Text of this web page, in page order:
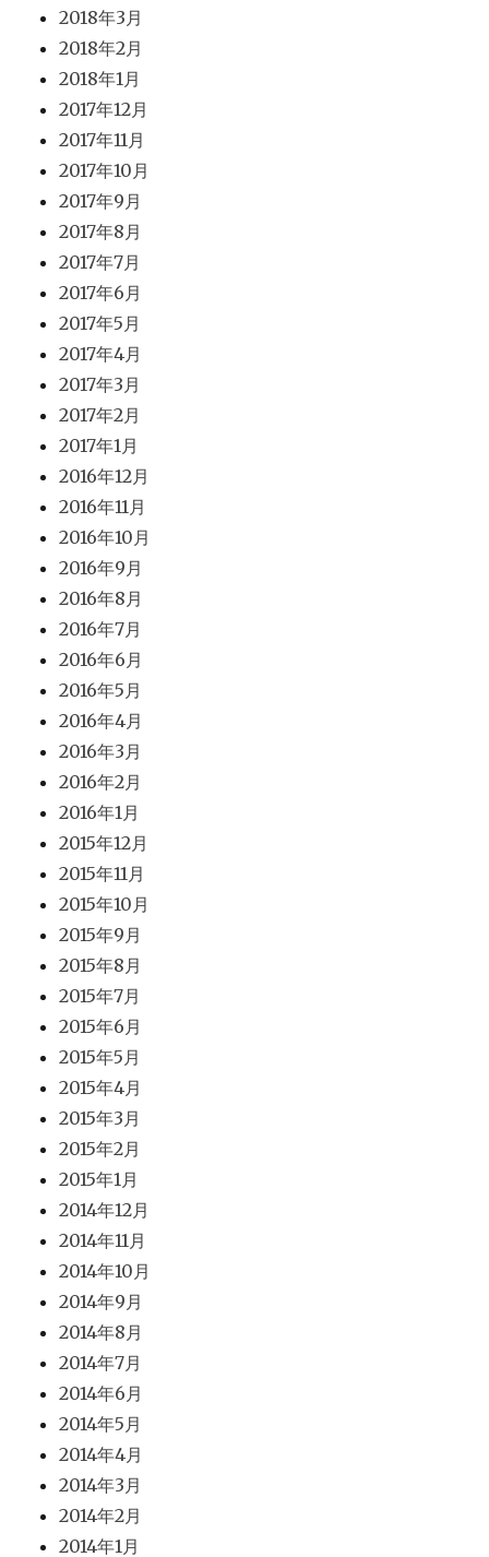
2018年3月
2018年2月
2018年1月
2017年12月
2017年11月
2017年10月
2017年9月
2017年8月
2017年7月
2017年6月
2017年5月
2017年4月
2017年3月
2017年2月
2017年1月
2016年12月
2016年11月
2016年10月
2016年9月
2016年8月
2016年7月
2016年6月
2016年5月
2016年4月
2016年3月
2016年2月
2016年1月
2015年12月
2015年11月
2015年10月
2015年9月
2015年8月
2015年7月
2015年6月
2015年5月
2015年4月
2015年3月
2015年2月
2015年1月
2014年12月
2014年11月
2014年10月
2014年9月
2014年8月
2014年7月
2014年6月
2014年5月
2014年4月
2014年3月
2014年2月
2014年1月